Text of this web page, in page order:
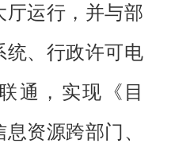
厅运行，并与部
统、行政许可电
通，实现《目
资源跨部门、